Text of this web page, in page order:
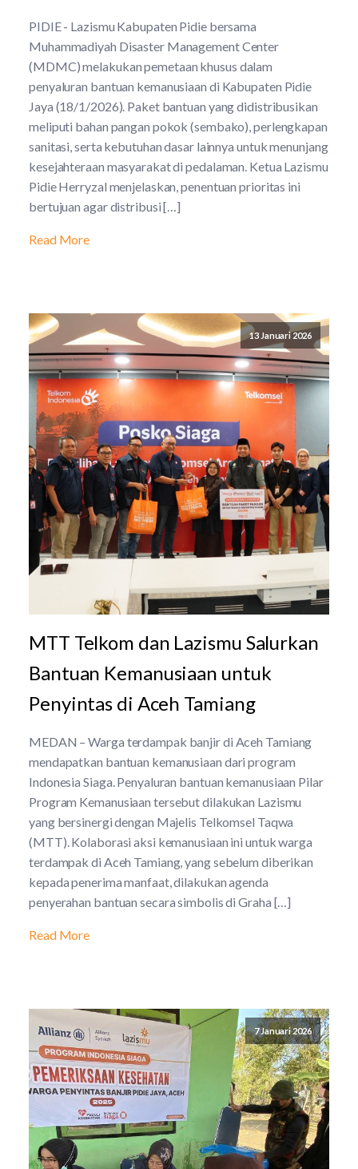
PIDIE - Lazismu Kabupaten Pidie bersama
Muhammadiyah Disaster Management Center
(MDMC) melakukan pemetaan khusus dalam
penyaluran bantuan kemanusiaan di Kabupaten Pidie
Jaya (18/1/2026). Paket bantuan yang didistribusikan
meliputi bahan pangan pokok (sembako), perlengkapan
sanitasi, serta kebutuhan dasar lainnya untuk menunjang
kesejahteraan masyarakat di pedalaman. Ketua Lazismu
Pidie Herryzal menjelaskan, penentuan prioritas ini
bertujuan agar distribusi […]
Read More
13 Januari 2026
MTT Telkom dan Lazismu Salurkan
Bantuan Kemanusiaan untuk
Penyintas di Aceh Tamiang
MEDAN – Warga terdampak banjir di Aceh Tamiang
mendapatkan bantuan kemanusiaan dari program
Indonesia Siaga. Penyaluran bantuan kemanusiaan Pilar
Program Kemanusiaan tersebut dilakukan Lazismu
yang bersinergi dengan Majelis Telkomsel Taqwa
(MTT). Kolaborasi aksi kemanusiaan ini untuk warga
terdampak di Aceh Tamiang, yang sebelum diberikan
kepada penerima manfaat, dilakukan agenda
penyerahan bantuan secara simbolis di Graha […]
Read More
7 Januari 2026